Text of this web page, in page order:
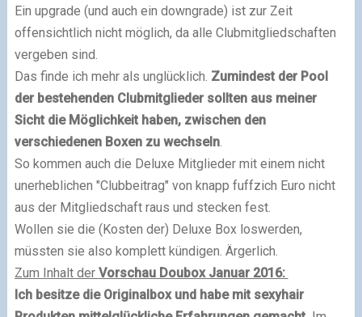
Ein upgrade (und auch ein downgrade) ist zur Zeit
offensichtlich nicht möglich, da alle Clubmitgliedschaften
vergeben sind.
Das finde ich mehr als unglücklich. Zumindest der Pool
der bestehenden Clubmitglieder sollten aus meiner
Sicht die Möglichkeit haben, zwischen den
verschiedenen Boxen zu wechseln.
So kommen auch die Deluxe Mitglieder mit einem nicht
unerheblichen "Clubbeitrag" von knapp fuffzich Euro nicht
aus der Mitgliedschaft raus und stecken fest.
Wollen sie die (Kosten der) Deluxe Box loswerden,
müssten sie also komplett kündigen. Ärgerlich.
Zum Inhalt der Vorschau Doubox Januar 2016:
Ich besitze die Originalbox und habe mit sexyhair